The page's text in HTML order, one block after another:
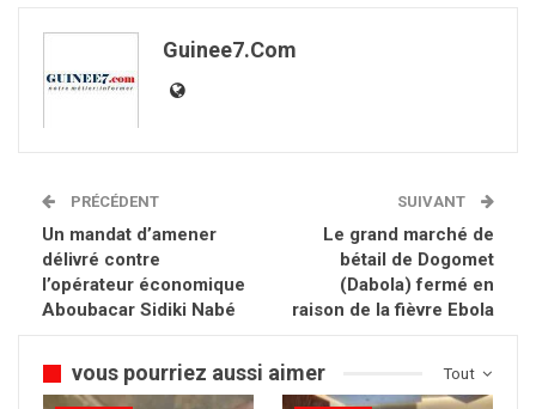
Guinee7.com
PRÉCÉDENT
Un mandat d’amener
délivré contre
l’opérateur économique
Aboubacar Sidiki Nabé
SUIVANT
Le grand marché de
bétail de Dogomet
(Dabola) fermé en
raison de la fièvre Ebola
Tout
vous pourriez aussi aimer